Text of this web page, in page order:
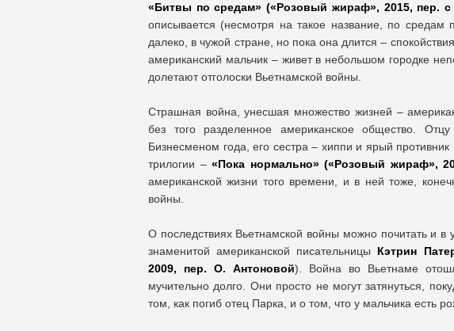
«Битвы по средам» («Розовый жираф», 2015, пер.
описывается (несмотря на такое название, по средам
далеко, в чужой стране, но пока она длится –
американский мальчик – живет в небольшом городке
долетают отголоски Вьетнамской войны.
Страшная война, унесшая множество жизней –
без того разделенное американское общество.
Бизнесменом года, его сестра – хиппи и ярый
трилогии –«Пока нормально» («Розовый жираф»,
американской жизни того времени, и в ней тоже,
войны.
О последствиях Вьетнамской войны можно почитать и в
знаменитой американской писательницы Кэтрин
2009, пер. О. Антоновой). Война во Вьетнаме
мучительно долго. Они просто не могут затянуться,
том, как погиб отец Парка, и о том, что у мальчика есть